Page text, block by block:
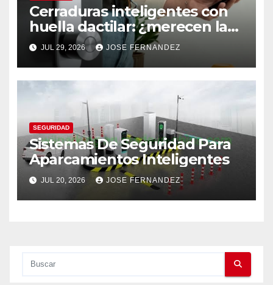
Cerraduras inteligentes con
huella dactilar: ¿merecen la
pena?
JUL 29, 2026 JOSE FERNANDEZ
SEGURIDAD
Sistemas De Seguridad Para
Aparcamientos Inteligentes
JUL 20, 2026 JOSE FERNANDEZ